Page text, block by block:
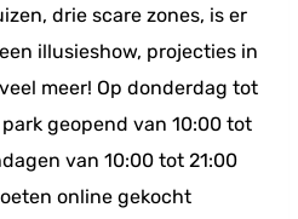
drie scare zones, is er
illusieshow, projecties in
meer! Op donderdag tot
geopend van 10:00 tot
van 10:00 tot 21:00
online gekocht